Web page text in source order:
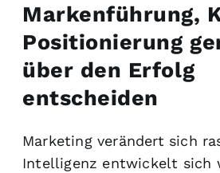
Markenführung,
Positionierung
über den Erfolg
entscheiden
Marketing verändert sich
Intelligenz entwickelt sich